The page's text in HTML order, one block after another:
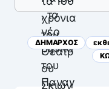
ΔΗΜΑΡΧΟΣ